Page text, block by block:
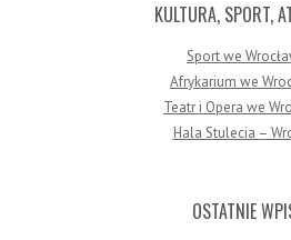
KULTURA, SPORT,
Sport we
Afrykarium we
Teatr i Opera we
Hala Stulecia –
OSTATNIE